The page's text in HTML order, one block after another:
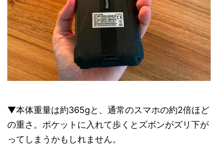
▼本体重量は約365gと、通常のスマホの約2倍ほど
の重さ。ポケットに入れて歩くとズボンがズリ下が
ってしまうかもしれません。